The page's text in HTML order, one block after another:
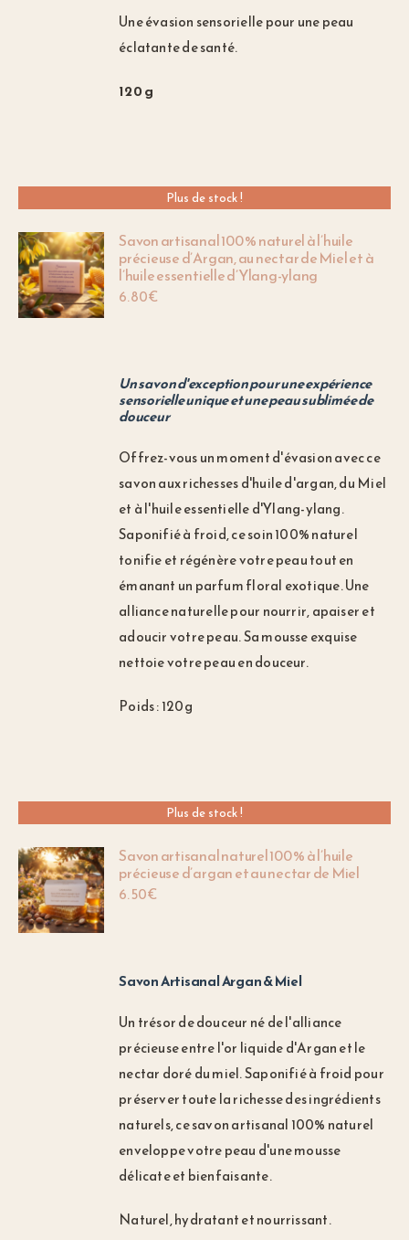
Une évasion sensorielle pour une peau
éclatante de santé.
120 g
Plus de stock !
Savon artisanal 100 % naturel à l’huile
précieuse d’Argan, au nectar de Miel et à
l’huile essentielle d’Ylang-ylang
6.80€
Un savon d'exception pour une expérience
sensorielle unique et une peau sublimée de
douceur
Offrez-vous un moment d'évasion avec ce
savon aux richesses d'huile d'argan, du Miel
et à l'huile essentielle d'Ylang-ylang.
Saponifié à froid, ce soin 100% naturel
tonifie et régénère votre peau tout en
émanant un parfum floral exotique. Une
alliance naturelle pour nourrir, apaiser et
adoucir votre peau. Sa mousse exquise
nettoie votre peau en douceur.
Poids : 120g
Plus de stock !
Savon artisanal naturel 100 % à l’huile
précieuse d’argan et au nectar de Miel
6.50€
Savon Artisanal Argan & Miel
Un trésor de douceur né de l'alliance
précieuse entre l'or liquide d'Argan et le
nectar doré du miel. Saponifié à froid pour
préserver toute la richesse des ingrédients
naturels, ce savon artisanal 100% naturel
enveloppe votre peau d'une mousse
délicate et bienfaisante.
Naturel, hydratant et nourrissant.